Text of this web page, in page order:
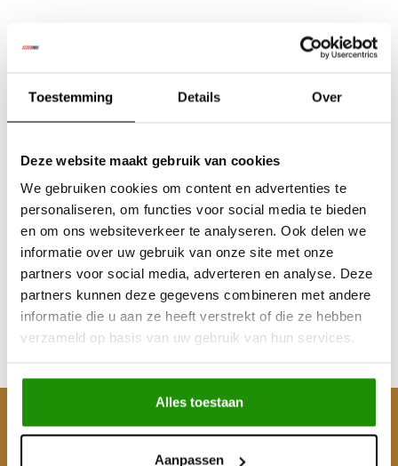
Toestemming Details Over
Deze website maakt gebruik van cookies
We gebruiken cookies om content en advertenties te
personaliseren, om functies voor social media te bieden
en om ons websiteverkeer te analyseren. Ook delen we
informatie over uw gebruik van onze site met onze
partners voor social media, adverteren en analyse. Deze
partners kunnen deze gegevens combineren met andere
informatie die u aan ze heeft verstrekt of die ze hebben
verzameld op basis van uw gebruik van hun services.
Alles toestaan
Aanpassen
Aluminium Box
€381,82
Excl. btw
€462,00
Aluminium Box
€267,96
Excl. btw
€324,23
Klantenservice